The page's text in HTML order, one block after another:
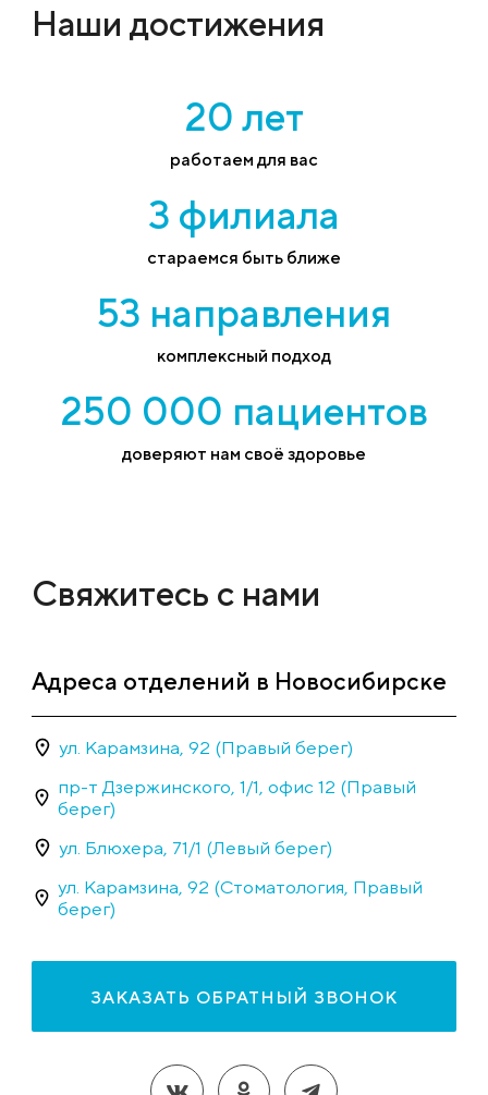
Наши достижения
20 лет
работаем для вас
3 филиала
стараемся быть ближе
53 направления
комплексный подход
250 000 пациентов
доверяют нам своё здоровье
Свяжитесь с нами
Адреса отделений в Новосибирске
ул. Карамзина, 92 (Правый берег)
пр-т Дзержинского, 1/1, офис 12 (Правый
берег)
ул. Блюхера, 71/1 (Левый берег)
ул. Карамзина, 92 (Стоматология, Правый
берег)
ЗАКАЗАТЬ ОБРАТНЫЙ ЗВОНОК